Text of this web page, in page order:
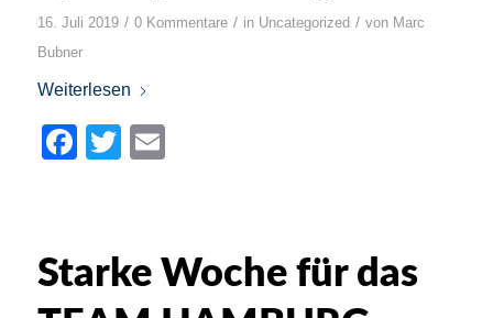
16. Juli 2019 / 0 Kommentare / in Uncategorized / von Marc
Bubner
Weiterlesen
Facebook
Twitter
Starke Woche für das